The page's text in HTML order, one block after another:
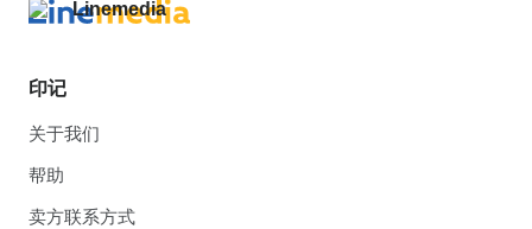
印记
关于我们
帮助
卖方联系方式